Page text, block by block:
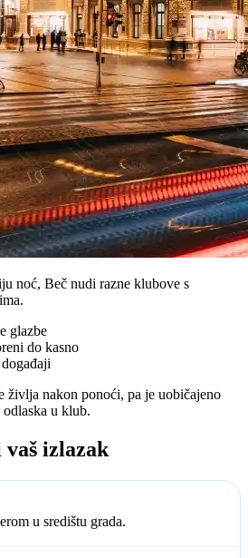
noć, Beč nudi razne klubove s
glazbe
do kasno
življa nakon ponoći, pa je uobičajeno
u klub.
izlazak
u središtu grada.